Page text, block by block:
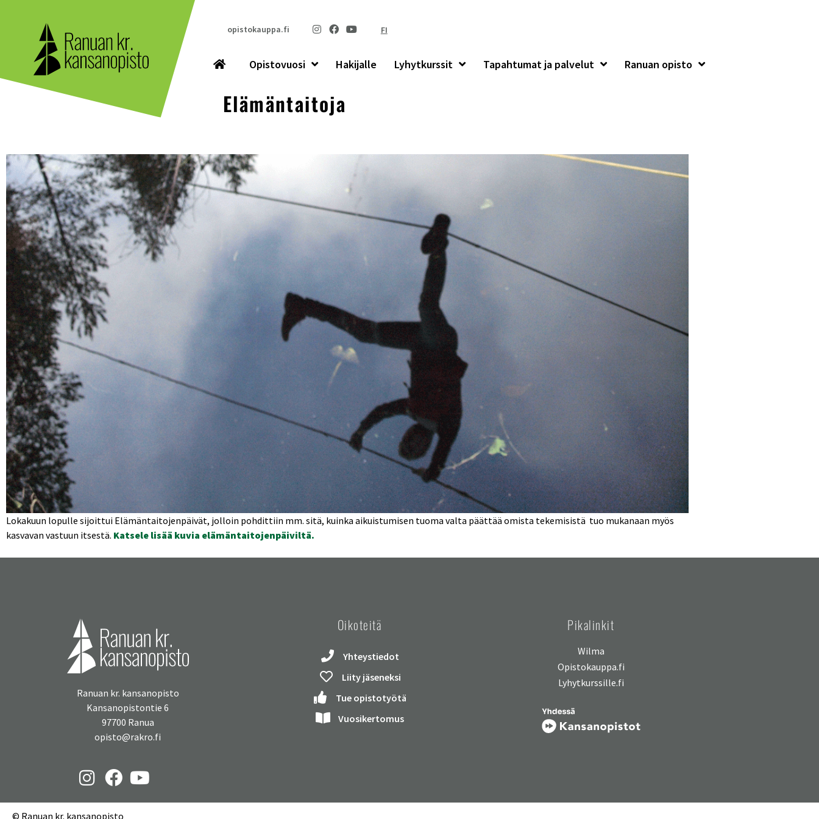
opistokauppa.fi FI
Opistovuosi Hakijalle Lyhytkurssit Tapahtumat ja palvelut Ranuan opisto
Elämäntaitoja
Lokakuun lopulle sijoittui Elämäntaitojenpäivät, jolloin pohdittiin mm. sitä, kuinka aikuistumisen tuoma valta päättää omista tekemisistä tuo mukanaan myös
kasvavan vastuun itsestä. Katsele lisää kuvia elämäntaitojenpäiviltä.
Ranuan kr. kansanopisto
Kansanopistontie 6
97700 Ranua
opisto@rakro.fi
Oikoteitä
Yhteystiedot
Liity jäseneksi
Tue opistotyötä
Vuosikertomus
Pikalinkit
Wilma
Opistokauppa.fi
Lyhytkurssille.fi
© Ranuan kr. kansanopisto